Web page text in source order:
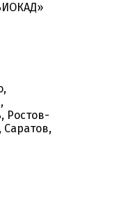
Ростов-
Саратов,